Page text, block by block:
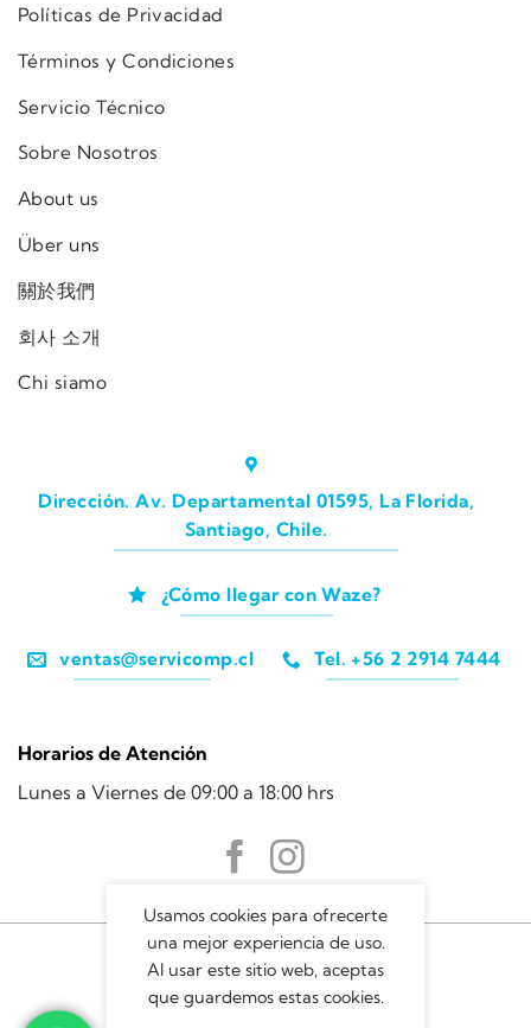
Políticas de Privacidad
Términos y Condiciones
Servicio Técnico
Sobre Nosotros
About us
Über uns
關於我們
회사 소개
Chi siamo
Dirección. Av. Departamental 01595, La Florida,
Santiago, Chile.
¿Cómo llegar con Waze?
ventas@servicomp.cl Tel. +56 2 2914 7444
Horarios de Atención
Lunes a Viernes de 09:00 a 18:00 hrs
Usamos cookies para ofrecerte
una mejor experiencia de uso.
Al usar este sitio web, aceptas
que guardemos estas cookies.